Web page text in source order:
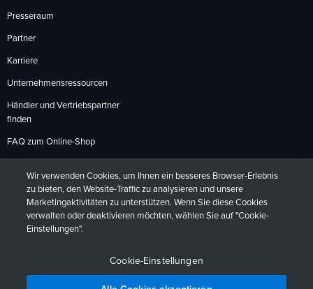
Presseraum
Partner
Karriere
Unternehmensressourcen
Händler und Vertriebspartner
finden
FAQ zum Online-Shop
Rückgabebedingungen
DeutschFrançaisEspañol日本語
Wir verwenden Cookies, um Ihnen ein besseres Browser-Erlebnis
zu bieten, den Website-Traffic zu analysieren und unsere
Marketingaktivitäten zu unterstützen. Wenn Sie diese Cookies
verwalten oder deaktivieren möchten, wählen Sie auf "Cookie-
Einstellungen".
Cookie-Einstellungen